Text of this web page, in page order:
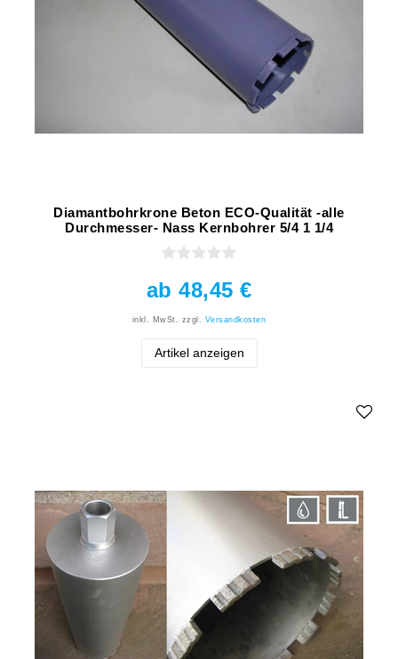
Diamantbohrkrone Beton ECO-Qualität -alle
Durchmesser- Nass Kernbohrer 5/4 1 1/4
ab 48,45 €
inkl. MwSt. zzgl. Versandkosten
Artikel anzeigen